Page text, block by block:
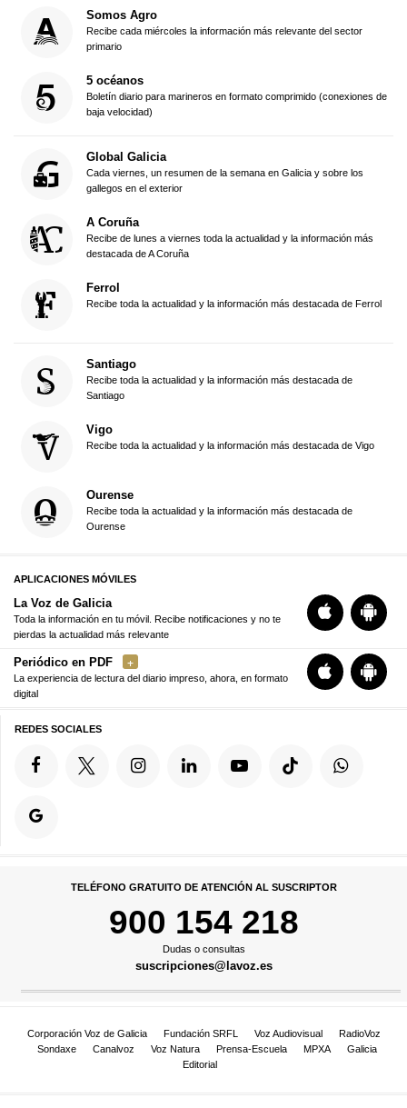
Somos Agro
Recibe cada miércoles la información más relevante del sector
primario
5 océanos
Boletín diario para marineros en formato comprimido (conexiones de
baja velocidad)
Global Galicia
Cada viernes, un resumen de la semana en Galicia y sobre los
gallegos en el exterior
A Coruña
Recibe de lunes a viernes toda la actualidad y la información más
destacada de A Coruña
Ferrol
Recibe toda la actualidad y la información más destacada de Ferrol
Santiago
Recibe toda la actualidad y la información más destacada de
Santiago
Vigo
Recibe toda la actualidad y la información más destacada de Vigo
Ourense
Recibe toda la actualidad y la información más destacada de
Ourense
APLICACIONES MÓVILES
La Voz de Galicia
Toda la información en tu móvil. Recibe notificaciones y no te
pierdas la actualidad más relevante
Periódico en PDF
La experiencia de lectura del diario impreso, ahora, en formato
digital
REDES SOCIALES
TELÉFONO GRATUITO DE ATENCIÓN AL SUSCRIPTOR
900 154 218
Dudas o consultas
suscripciones@lavoz.es
Corporación Voz de Galicia Fundación SRFL Voz Audiovisual
RadioVoz
Sondaxe
Canalvoz Voz Natura Prensa-Escuela MPXA
Galicia
Editorial